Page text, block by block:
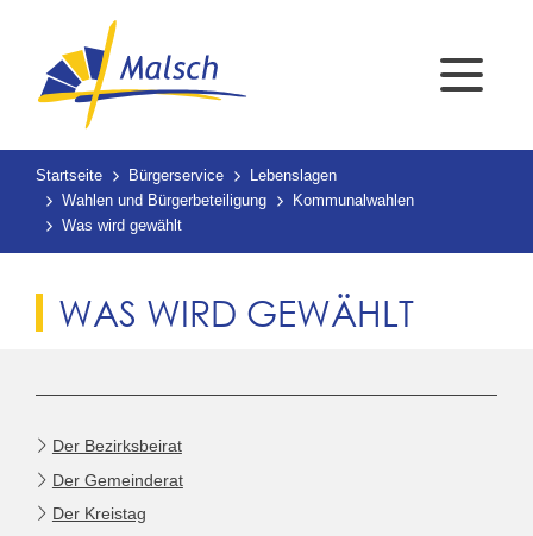
Startseite Bürgerservice
Lebenslagen
Wahlen und Bürgerbeteiligung
Kommunalwahlen
Was wird gewählt
WAS WIRD GEWÄHLT
Der Bezirksbeirat
Der Gemeinderat
Der Kreistag